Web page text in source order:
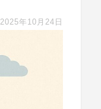
2025年10月24日